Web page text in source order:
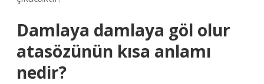
Damlaya damlaya göl olur
atasözünün kısa anlamı
nedir?